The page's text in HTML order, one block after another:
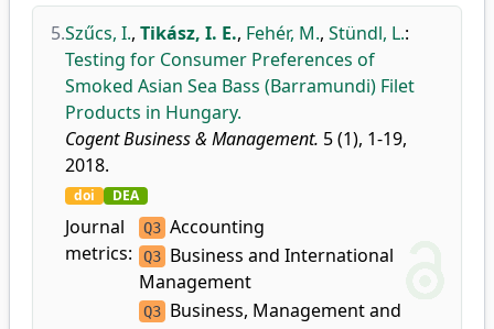
5.Szűcs, I., Tikász, I. E., Fehér, M., Stündl, L.:
Testing for Consumer Preferences of
Smoked Asian Sea Bass (Barramundi) Filet
Products in Hungary.
Cogent Business & Management. 5 (1), 1-19,
2018.
doi DEA
Journal
metrics:
Q3 Accounting
Q3 Business and International
Management
Q3 Business, Management and